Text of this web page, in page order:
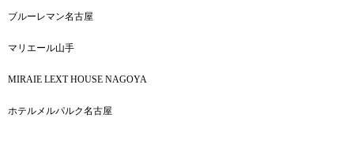
ブルーレマン名古屋
マリエール山手
MIRAIE LEXT HOUSE NAGOYA
ホテルメルパルク名古屋